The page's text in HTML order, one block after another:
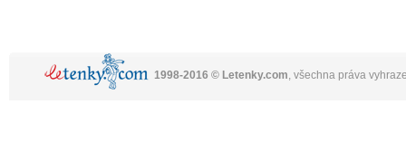
1998-2016 © Letenky.com, všechna práva